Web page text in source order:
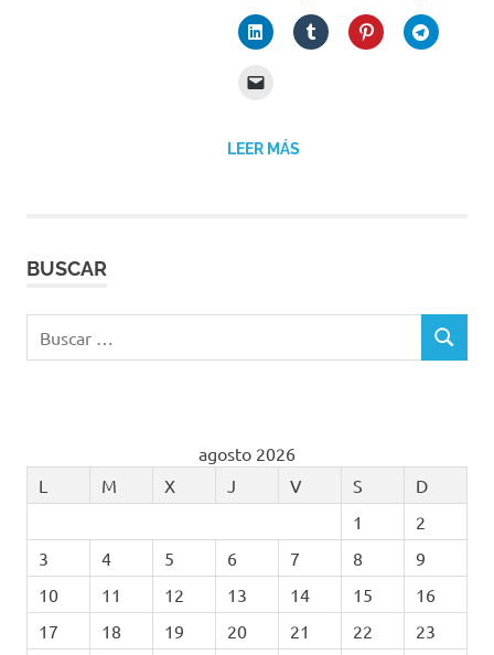
LEER MÁS
BUSCAR
BUSCAR
agosto 2026
L
M X J V S
D
1
2
3
4 5 6 7 8
9
10
11 12 13 14 15
16
17
18 19 20 21 22
23